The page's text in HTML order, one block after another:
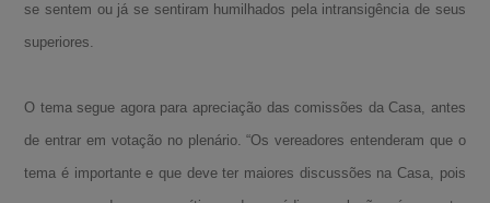
se sentem ou já se sentiram humilhados pela intransigência de seus
superiores.
O tema segue agora para apreciação das comissões da Casa, antes
de entrar em votação no plenário. “Os vereadores entenderam que o
tema é importante e que deve ter maiores discussões na Casa, pois